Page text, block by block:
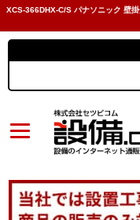
XCS-366DHX-C/S パナソニック 壁